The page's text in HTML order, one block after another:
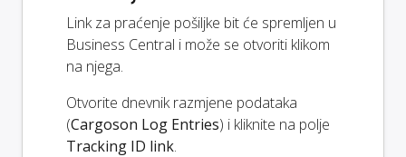
Link za praćenje pošiljke bit će spremljen u
Business Central i može se otvoriti klikom
na njega.
Otvorite dnevnik razmjene podataka
(Cargoson Log Entries) i kliknite na polje
Tracking ID link.